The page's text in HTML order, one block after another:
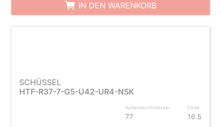
IN DEN WARENKORB
SCHÜSSEL
HTF-R37-7-G5-U42-UR4-NSK
Außendurchmesser
77
Dicke
16.5